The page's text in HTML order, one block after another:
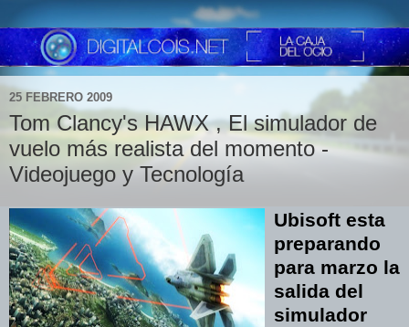
25 FEBRERO 2009
Tom Clancy's HAWX , El simulador de
vuelo más realista del momento -
Videojuego y Tecnología
Ubisoft esta
preparando
para marzo la
salida del
simulador